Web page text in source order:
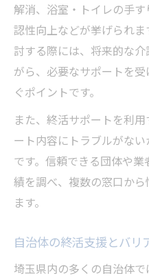
解消、浴室・トイレの手
認性向上などが挙げられ
討する際には、将来的な
がら、必要なサポートを
ぐポイントです。
また、終活サポートを利
ート内容にトラブルがな
です。信頼できる団体や
績を調べ、複数の窓口か
ます。
自治体の終活支援とバリ
埼玉県内の多くの自治体